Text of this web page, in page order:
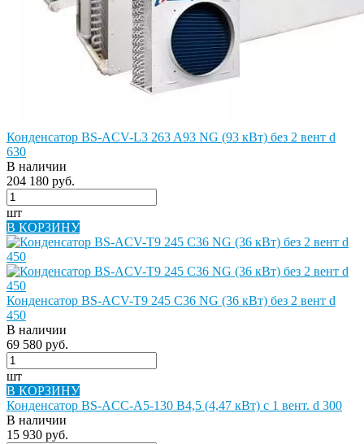
Конденсатор BS-ACV-L3 263 A93 NG (93 кВт) без 2 вент d
630
В наличии
204 180 руб.
шт
В КОРЗИНУ
Конденсатор BS-ACV-T9 245 C36 NG (36 кВт) без 2 вент d
450
В наличии
69 580 руб.
шт
В КОРЗИНУ
Конденсатор BS-ACC-A5-130 B4,5 (4,47 кВт) с 1 вент. d 300
В наличии
15 930 руб.